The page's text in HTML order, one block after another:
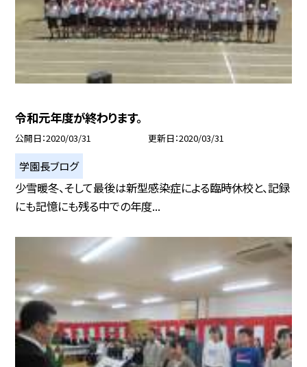
令和元年度が終わります。
公開日 2020/03/31 更新日 2020/03/31
学園長ブログ
少雪暖冬、そして最後は新型感染症による臨時休校と、記録
にも記憶にも残る中での年度...